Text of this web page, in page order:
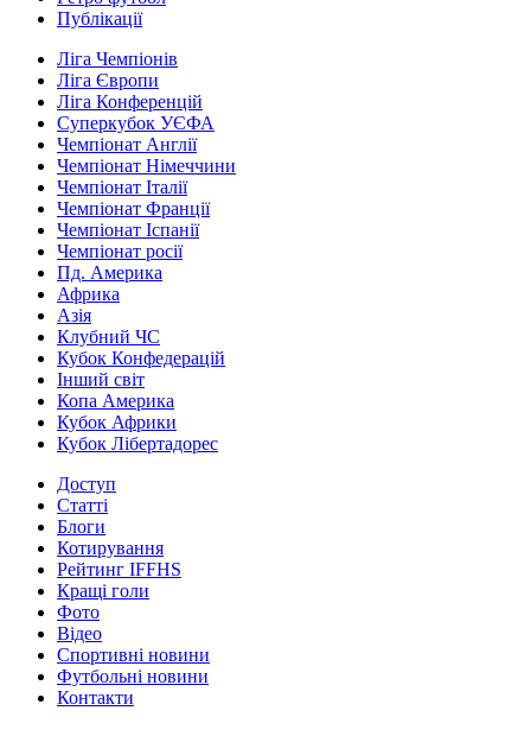
Публікації
Ліга Чемпіонів
Ліга Європи
Ліга Конференцій
Суперкубок УЄФА
Чемпіонат Англії
Чемпіонат Німеччини
Чемпіонат Італії
Чемпіонат Франції
Чемпіонат Іспанії
Чемпіонат росії
Пд. Америка
Африка
Азія
Клубний ЧС
Кубок Конфедерацій
Інший світ
Копа Америка
Кубок Африки
Кубок Лібертадорес
Доступ
Статті
Блоги
Котирування
Рейтинг IFFHS
Кращі голи
Фото
Відео
Спортивні новини
Футбольні новини
Контакти